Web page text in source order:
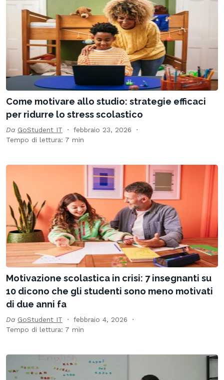
Come motivare allo studio: strategie efficaci
per ridurre lo stress scolastico
Da GoStudent IT
febbraio 23, 2026
Tempo di lettura: 7 min
Motivazione scolastica in crisi: 7 insegnanti su
10 dicono che gli studenti sono meno motivati
di due anni fa
Da GoStudent IT
febbraio 4, 2026
Tempo di lettura: 7 min